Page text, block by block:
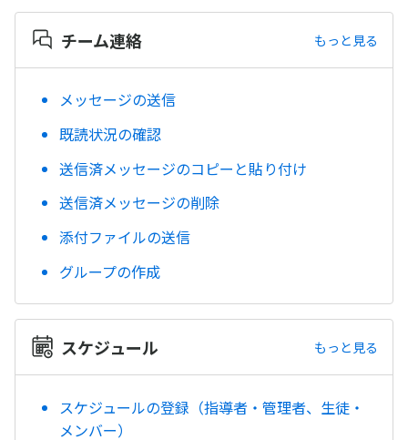
チーム連絡 もっと見る
メッセージの送信
既読状況の確認
送信済メッセージのコピーと貼り付け
送信済メッセージの削除
添付ファイルの送信
グループの作成
スケジュール もっと見る
スケジュールの登録（指導者・管理者、生徒・
メンバー）